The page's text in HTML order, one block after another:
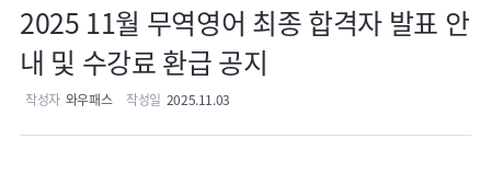
2025 11월 무역영어 최종 합격자 발표 안
내 및 수강료 환급 공지
와우패스 2025.11.03